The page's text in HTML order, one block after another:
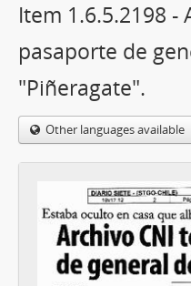
Item 1.6.5.2198 -
pasaporte de
"Piñeragate".
Other languages available